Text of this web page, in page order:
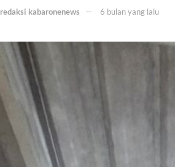
redaksi kabaronenews 6 bulan yang lalu